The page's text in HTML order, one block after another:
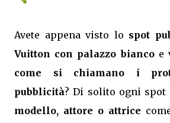
Avete appena visto lo spot
Vuitton con palazzo biancoe
come si chiamano i
pubblicità? Di solito ogni spot
modello, attore o attrice